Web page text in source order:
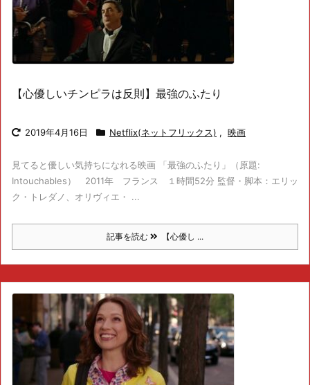
【心優しいチンピラは反則】最強のふたり
2019年4月16日 Netflix(ネットフリックス) , 映画
見てると優しい気持ちになれる映画 「最強のふたり」（原題:
Intouchables） 2011年 フランス １時間52分 監督・脚本：エリッ
ク・トレダノ、オリヴィエ・ ...
記事を読む 【心優し ...